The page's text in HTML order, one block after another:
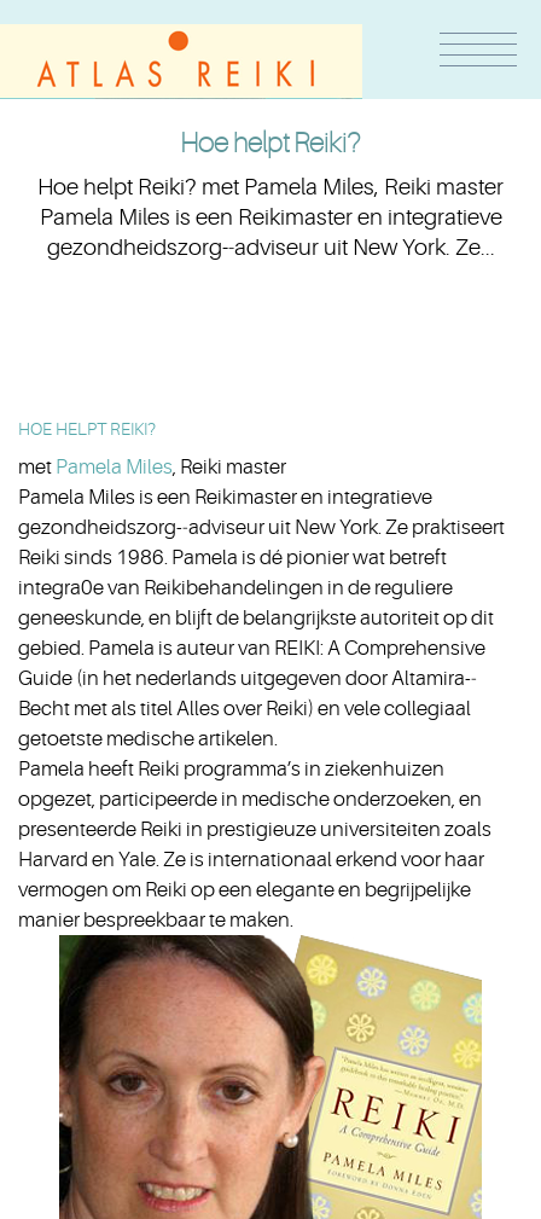
Hoe helpt Reiki?
Hoe helpt Reiki? met Pamela Miles, Reiki master
Pamela Miles is een Reikimaster en integratieve
gezondheidszorg-­‐adviseur uit New York. Ze...
HOE HELPT REIKI?
met Pamela Miles, Reiki master
Pamela Miles is een Reikimaster en integratieve
gezondheidszorg-­‐adviseur uit New York. Ze praktiseert
Reiki sinds 1986. Pamela is dé pionier wat betreft
integra0e van Reikibehandelingen in de reguliere
geneeskunde, en blijft de belangrijkste autoriteit op dit
gebied. Pamela is auteur van REIKI: A Comprehensive
Guide (in het nederlands uitgegeven door Altamira-­‐
Becht met als titel Alles over Reiki) en vele collegiaal
getoetste medische artikelen.
Pamela heeft Reiki programma’s in ziekenhuizen
opgezet, participeerde in medische onderzoeken, en
presenteerde Reiki in prestigieuze universiteiten zoals
Harvard en Yale. Ze is internationaal erkend voor haar
vermogen om Reiki op een elegante en begrijpelijke
manier bespreekbaar te maken.